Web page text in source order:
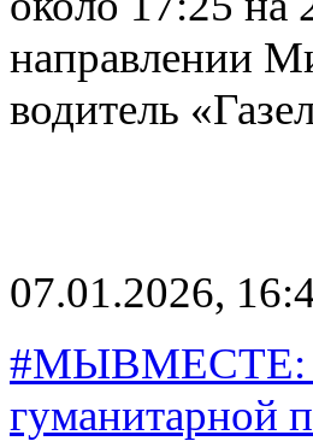
направлении
водитель
07.01.2026,
#МЫВМЕСТЕ:
гуманитарной